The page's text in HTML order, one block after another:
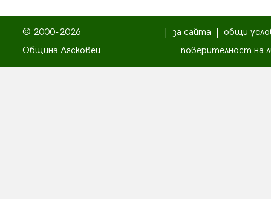
© 2000-2026
Община Лясковец
за сайта
общи
поверителност на